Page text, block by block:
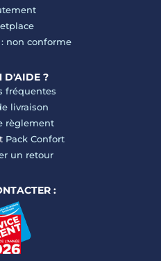
non conforme
D'AIDE ?
fréquentes
livraison
règlement
Pack Confort
un retour
: